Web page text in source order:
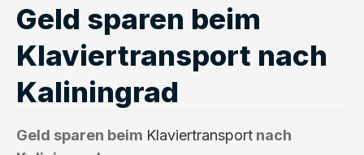
Geld sparen beim
Klaviertransport nach
Kaliningrad
Geld sparen beim Klaviertransport nach